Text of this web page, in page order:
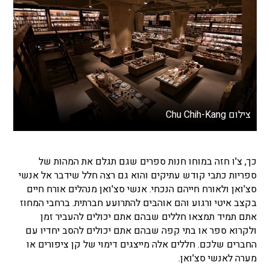
צילום Chu Chih-Kang
כך, צ'ו חזה במוחו חנות ספרים שגם תגלם את המהות של
ספריות כתבי קודש עתיקים והוא גם רצה חלל שידבר אל אנשי
סצ'ואן ולאורח חייהם הנכחי. אנשי סצ'ואן מנהלים אורח חיים
בקצב איטי ורגוע והם אוהבים להתרועע חברתית. ברחבי המחוז
אתם תמיד תמצאו חללים שבהם אתם יכולים להעביר זמן
ולקרוא ספר או בתי קפה שבהם אתם יכולים להסב יחדיו עם
החברים שלכם. חללים אלה מייצגים דימוי של קן ציפורים או
מערה לאנשי סצ'ואן.